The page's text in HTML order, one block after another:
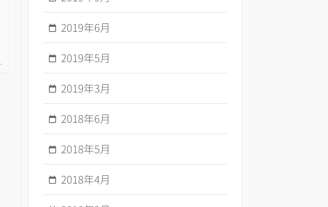
2019年6月
2019年5月
2019年3月
2018年6月
2018年5月
2018年4月